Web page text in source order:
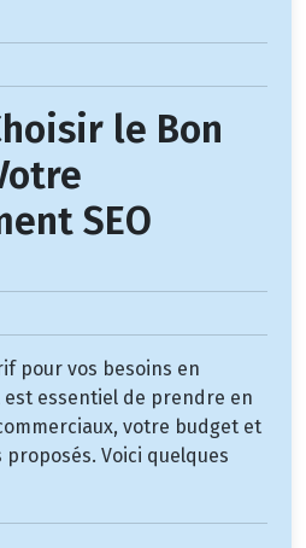
le Bon
SEO
pour vos besoins en
est essentiel de prendre en
votre budget et
Voici quelques